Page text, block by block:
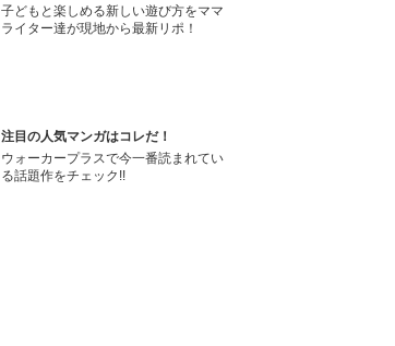
子どもと楽しめる新しい遊び方をママ
ライター達が現地から最新リポ！
注目の人気マンガはコレだ！
ウォーカープラスで今一番読まれてい
る話題作をチェック!!